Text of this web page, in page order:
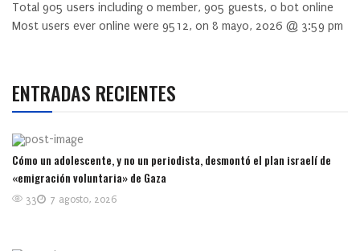
Total 905 users including 0 member, 905 guests, 0 bot online
Most users ever online were 9512, on 8 mayo, 2026 @ 3:59 pm
ENTRADAS RECIENTES
Cómo un adolescente, y no un periodista, desmontó el plan israelí de
«emigración voluntaria» de Gaza
7 agosto, 2026
33